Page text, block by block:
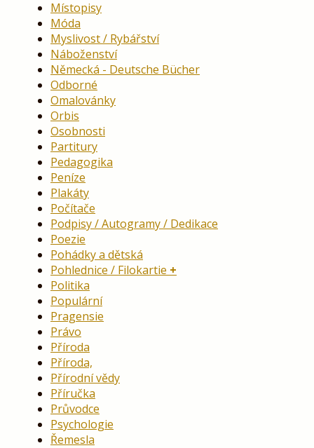
Místopisy
Móda
Myslivost / Rybářství
Náboženství
Německá - Deutsche Bücher
Odborné
Omalovánky
Orbis
Osobnosti
Partitury
Pedagogika
Peníze
Plakáty
Počítače
Podpisy / Autogramy / Dedikace
Poezie
Pohádky a dětská
Pohlednice / Filokartie
Politika
Populární
Pragensie
Právo
Příroda
Příroda,
Přírodní vědy
Příručka
Průvodce
Psychologie
Řemesla